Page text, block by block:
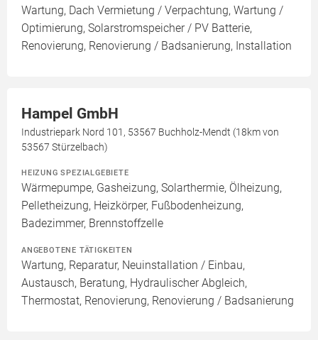
Wartung, Dach Vermietung / Verpachtung, Wartung /
Optimierung, Solarstromspeicher / PV Batterie,
Renovierung, Renovierung / Badsanierung, Installation
Hampel GmbH
Industriepark Nord 101, 53567 Buchholz-Mendt (18km von
53567 Stürzelbach)
HEIZUNG SPEZIALGEBIETE
Wärmepumpe, Gasheizung, Solarthermie, Ölheizung,
Pelletheizung, Heizkörper, Fußbodenheizung,
Badezimmer, Brennstoffzelle
ANGEBOTENE TÄTIGKEITEN
Wartung, Reparatur, Neuinstallation / Einbau,
Austausch, Beratung, Hydraulischer Abgleich,
Thermostat, Renovierung, Renovierung / Badsanierung